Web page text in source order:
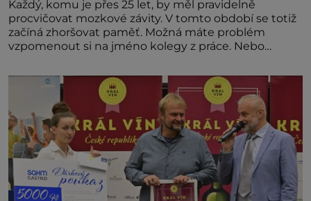
Každý, komu je přes 25 let, by měl pravidelně
procvičovat mozkové závity. V tomto období se totiž
začíná zhoršovat paměť. Možná máte problém
vzpomenout si na jméno kolegy z práce. Nebo
nedávno přečetli. Je to opravdu tak, s věkem jako
kdyby se paměť rozhodla stávkovat. Cvičte